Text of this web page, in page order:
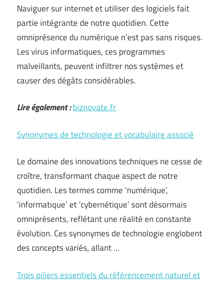
Naviguer sur internet et utiliser des logiciels fait
partie intégrante de notre quotidien. Cette
omniprésence du numérique n’est pas sans risques.
Les virus informatiques, ces programmes
malveillants, peuvent infiltrer nos systèmes et
causer des dégâts considérables.
Lire également :biznovate.fr
Synonymes de technologie et vocabulaire associé
Le domaine des innovations techniques ne cesse de
croître, transformant chaque aspect de notre
quotidien. Les termes comme ‘numérique’,
‘informatique’ et ‘cybernétique’ sont désormais
omniprésents, reflétant une réalité en constante
évolution. Ces synonymes de technologie englobent
des concepts variés, allant …
Trois piliers essentiels du référencement naturel et